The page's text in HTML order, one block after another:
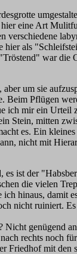
eine Art
als
war
um sie
Beim Pflügen
ich mir ein Urteil
Stein, mitten
es. Ein
nicht mit
ist der
die vielen
hinaus, damit
nicht ruiniert.
genügend
rechts noch
mit den